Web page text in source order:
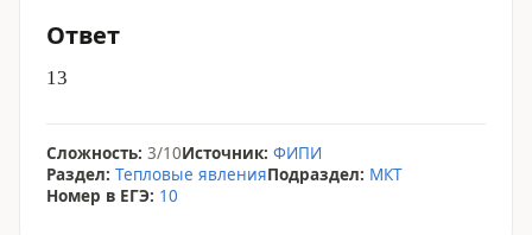
Ответ
13
Сложность: 3/10Источник: ФИПИ
Раздел: Тепловые явленияПодраздел: МКТ
Номер в ЕГЭ: 10